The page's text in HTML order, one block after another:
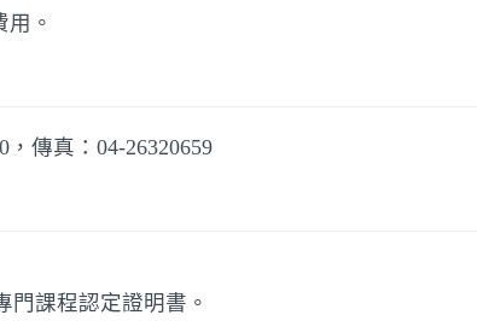
。
傳真：04-26320659
門課程認定證明書。